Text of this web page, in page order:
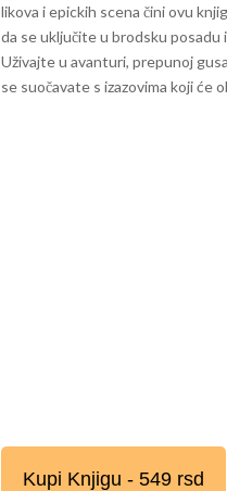
likova i epickih scena čini ovu
da se uključite u brodsku
Uživajte u avanturi, prepunoj
se suočavate s izazovima koji će
Kupi Knjigu - 549 rsd